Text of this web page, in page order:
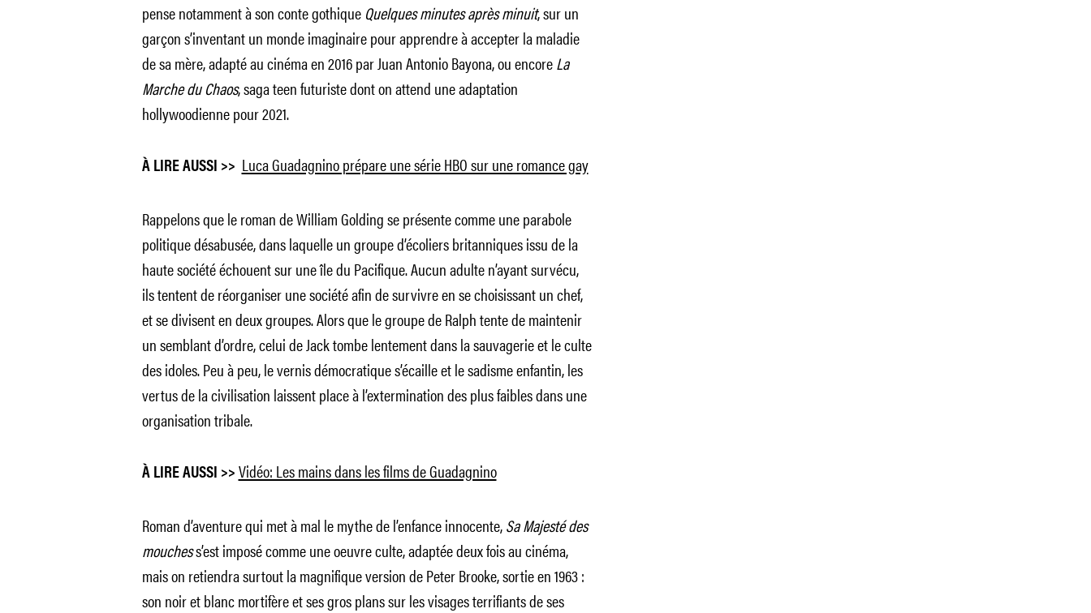
pense notamment à son conte gothique Quelques minutes après minuit, sur un
garçon s’inventant un monde imaginaire pour apprendre à accepter la maladie
de sa mère, adapté au cinéma en 2016 par Juan Antonio Bayona, ou encoreLa
Marche du Chaos, saga teen futuriste dont on attend une adaptation
hollywoodienne pour 2021.
À LIRE AUSSI >> Luca Guadagnino prépare une série HBO sur une romance gay
Rappelons que le roman de William Golding se présente comme une parabole
politique désabusée, dans laquelle un groupe d’écoliers britanniques issu de la
haute société échouent sur une île du Pacifique. Aucun adulte n’ayant survécu,
ils tentent de réorganiser une société afin de survivre en se choisissant un chef,
et se divisent en deux groupes. Alors que le groupe de Ralph tente de maintenir
un semblant d’ordre, celui de Jack tombe lentement dans la sauvagerie et le culte
des idoles. Peu à peu, le vernis démocratique s’écaille et le sadisme enfantin, les
vertus de la civilisation laissent place à l’extermination des plus faibles dans une
organisation tribale.
À LIRE AUSSI >> Vidéo: Les mains dans les films de Guadagnino
Roman d’aventure qui met à mal le mythe de l’enfance innocente,Sa Majesté des
mouchess’est imposé comme une oeuvre culte, adaptée deux fois au cinéma,
mais on retiendra surtout la magnifique version de Peter Brooke, sortie en 1963 :
son noir et blanc mortifère et ses gros plans sur les visages terrifiants de ses